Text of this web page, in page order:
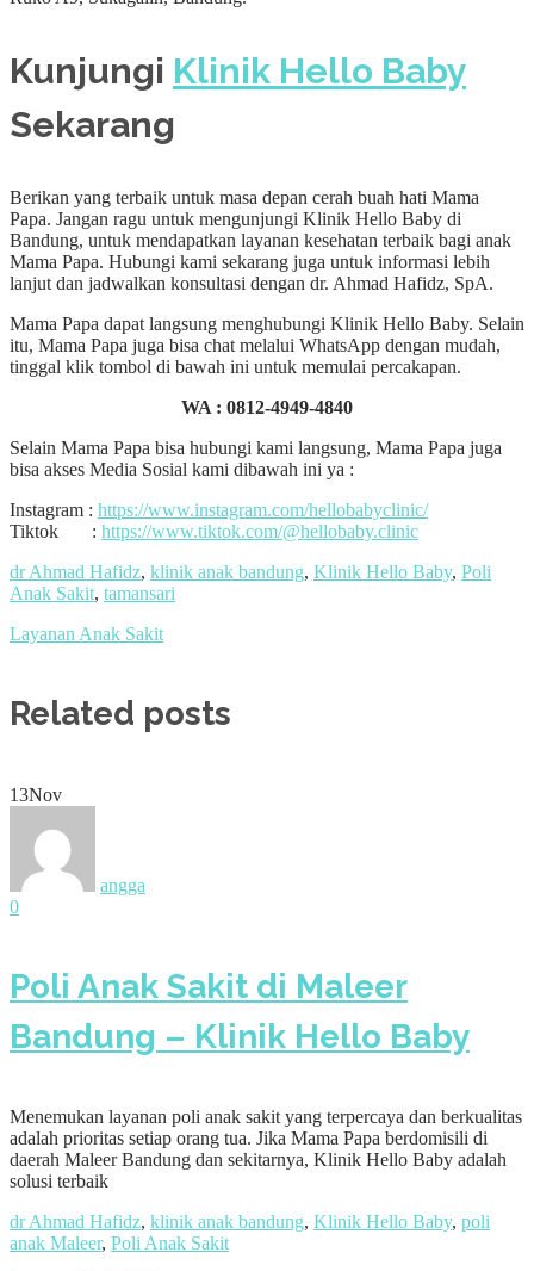
Kunjungi Klinik Hello Baby
Sekarang
Berikan yang terbaik untuk masa depan cerah buah hati Mama
Papa. Jangan ragu untuk mengunjungi Klinik Hello Baby di
Bandung, untuk mendapatkan layanan kesehatan terbaik bagi anak
Mama Papa. Hubungi kami sekarang juga untuk informasi lebih
lanjut dan jadwalkan konsultasi dengan dr. Ahmad Hafidz, SpA.
Mama Papa dapat langsung menghubungi Klinik Hello Baby. Selain
itu, Mama Papa juga bisa chat melalui WhatsApp dengan mudah,
tinggal klik tombol di bawah ini untuk memulai percakapan.
WA : 0812-4949-4840
Selain Mama Papa bisa hubungi kami langsung, Mama Papa juga
bisa akses Media Sosial kami dibawah ini ya :
Instagram : https://www.instagram.com/hellobabyclinic/
Tiktok : https://www.tiktok.com/@hellobaby.clinic
dr Ahmad Hafidz, klinik anak bandung, Klinik Hello Baby, Poli
Anak Sakit, tamansari
Layanan Anak Sakit
Related posts
13Nov
angga
0
Poli Anak Sakit di Maleer
Bandung – Klinik Hello Baby
Menemukan layanan poli anak sakit yang terpercaya dan berkualitas
adalah prioritas setiap orang tua. Jika Mama Papa berdomisili di
daerah Maleer Bandung dan sekitarnya, Klinik Hello Baby adalah
solusi terbaik
dr Ahmad Hafidz, klinik anak bandung, Klinik Hello Baby, poli
anak Maleer, Poli Anak Sakit